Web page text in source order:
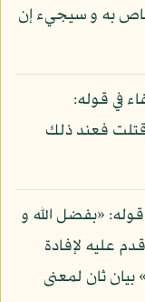
به و سيجيء إن
في قوله:
قتلت فعند ذلك
«بفضل الله و
عليه لإفادة
ثان لمعنى